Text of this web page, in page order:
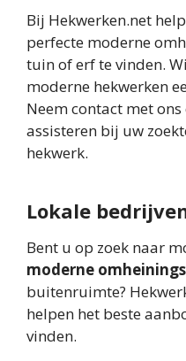
Bij Hekwerken.net
perfecte moderne
tuin of erf te vinden.
moderne hekwerken
Neem contact met
assisteren bij uw
hekwerk.
Lokale
Bent u op zoek naar
moderne
buitenruimte?
helpen het beste
vinden.